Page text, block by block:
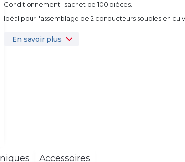
Conditionnement : sachet de 100 pièces.
Idéal pour l'assemblage de 2 conducteurs souples en
En savoir plus
Accessoires